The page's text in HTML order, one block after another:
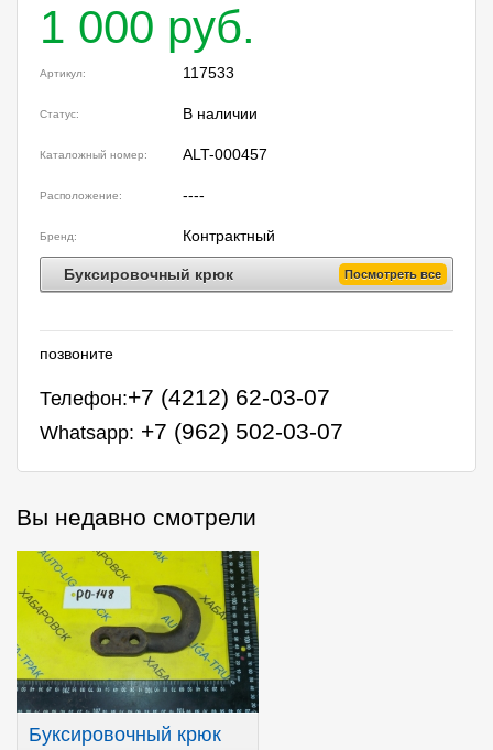
1 000 руб.
Артикул: 117533
Статус: В наличии
Каталожный номер: ALT-000457
Расположение: ----
Бренд: Контрактный
Буксировочный крюк Посмотреть все
позвоните
Телефон:+7 (4212) 62-03-07
Whatsapp: +7 (962) 502-03-07
Вы недавно смотрели
Буксировочный крюк